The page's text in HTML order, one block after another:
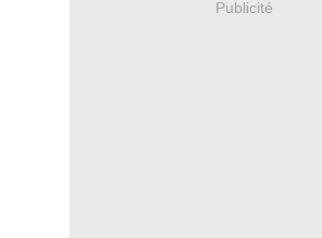
Publicité